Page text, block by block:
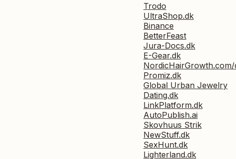
Trodo
UltraShop.dk
Binance
BetterFeast
Jura-Docs.dk
E-Gear.dk
NordicHairGrowth.com/
Promiz.dk
Global Urban Jewelry
Dating.dk
LinkPlatform.dk
AutoPublish.ai
Skovhuus Strik
NewStuff.dk
SexHunt.dk
Lighterland.dk